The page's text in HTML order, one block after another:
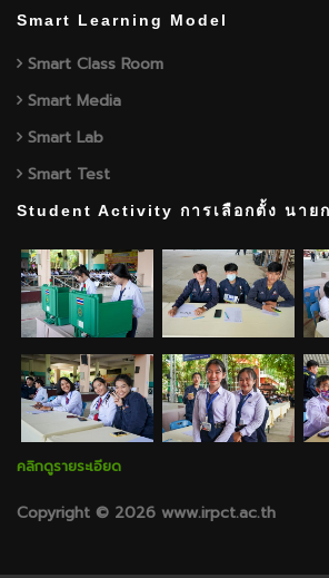
Smart Learning Model
Smart Class Room
Smart Media
Smart Lab
Smart Test
Student Activity การเลือกตั้ง นาย
คลิกดูรายระเอียด
Copyright © 2026 www.irpct.ac.th